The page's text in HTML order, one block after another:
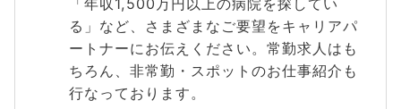
「年収1,500万円以上の病院を探してい
る」など、さまざまなご要望をキャリアパ
ートナーにお伝えください。常勤求人はも
ちろん、非常勤・スポットのお仕事紹介も
行なっております。